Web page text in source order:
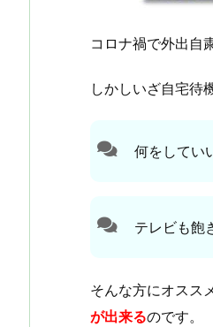
コロナ禍で外出自
しかしいざ自宅待
何をしてい
テレビも飽
そんな方にオスス
が出来るのです。